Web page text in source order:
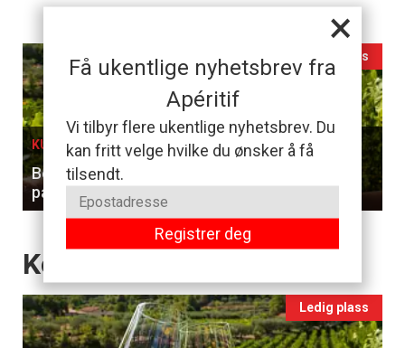
×
Få ukentlige nyhetsbrev fra
Apéritif
Vi tilbyr flere ukentlige nyhetsbrev. Du
kan fritt velge hvilke du ønsker å få
tilsendt.
Registrer deg
Events
single
Ledig plass
KURS I OSLO, 26. AUGUST
Benytt sjansen til å smake og lære forskjellen
på hvitviner
Events
Kommende Kurs
Ledig plass